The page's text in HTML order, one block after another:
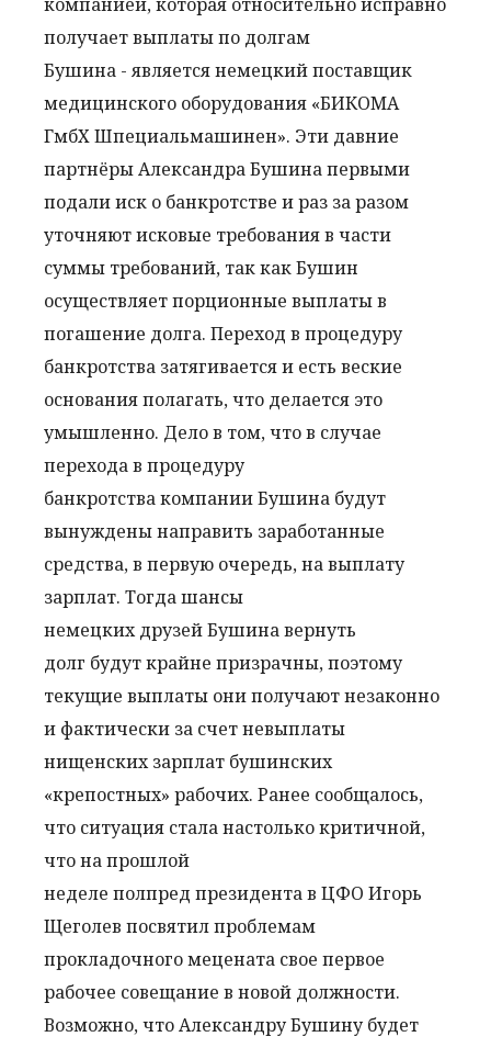
получает выплаты по долгам
Бушина - является немецкий поставщик
медицинского оборудования «БИКОМА
ГмбХ Шпециальмашинен». Эти давние
партнёры Александра Бушина первыми
подали иск о банкротстве и раз за разом
уточняют исковые требования в части
суммы требований, так как Бушин
осуществляет порционные выплаты в
погашение долга. Переход в процедуру
банкротства затягивается и есть веские
основания полагать, что делается это
умышленно. Дело в том, что в случае
перехода в процедуру
банкротства компании Бушина будут
вынуждены направить заработанные
средства, в первую очередь, на выплату
зарплат. Тогда шансы
немецких друзей Бушина вернуть
долг будут крайне призрачны, поэтому
текущие выплаты они получают незаконно
и фактически за счет невыплаты
нищенских зарплат бушинских
«крепостных» рабочих. Ранее сообщалось,
что ситуация стала настолько критичной,
что на прошлой
неделе полпред президента в ЦФО Игорь
Щеголев посвятил проблемам
прокладочного мецената свое первое
рабочее совещание в новой должности.
Возможно, что Александру Бушину будет